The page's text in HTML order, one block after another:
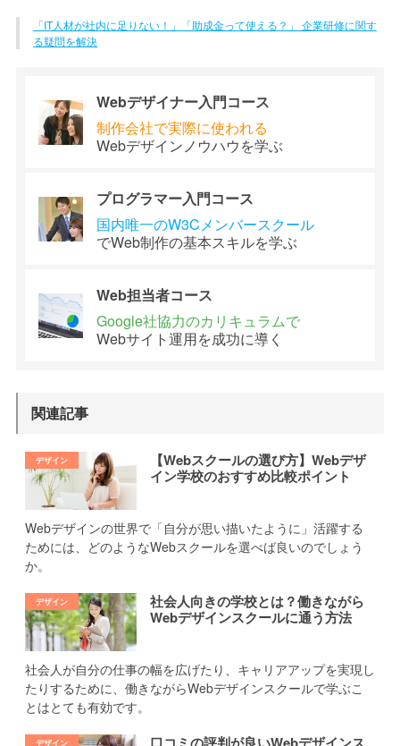
「IT人材が社内に足りない！」「助成金って使える？」 企業研修に関す
る疑問を解決
Webデザイナー入門コース
制作会社で実際に使われる
Webデザインノウハウを学ぶ
プログラマー入門コース
国内唯一のW3Cメンバースクール
でWeb制作の基本スキルを学ぶ
Web担当者コース
Google社協力のカリキュラムで
Webサイト運用を成功に導く
関連記事
【Webスクールの選び方】Webデザ
イン学校のおすすめ比較ポイント
Webデザインの世界で「自分が思い描いたように」活躍する
ためには、どのようなWebスクールを選べば良いのでしょう
か。
社会人向きの学校とは？働きながら
Webデザインスクールに通う方法
社会人が自分の仕事の幅を広げたり、キャリアアップを実現し
たりするために、働きながらWebデザインスクールで学ぶこ
とはとても有効です。